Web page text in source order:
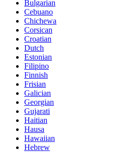
Bulgarian
Cebuano
Chichewa
Corsican
Croatian
Dutch
Estonian
Filipino
Finnish
Frisian
Galician
Georgian
Gujarati
Haitian
Hausa
Hawaiian
Hebrew